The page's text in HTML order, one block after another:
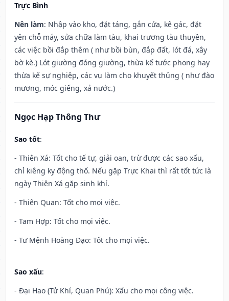
Trực Bình
Nên làm: Nhập vào kho, đặt táng, gắn cửa, kê gác, đặt
yên chỗ máy, sửa chữa làm tàu, khai trương tàu thuyền,
các việc bồi đắp thêm ( như bồi bùn, đắp đất, lót đá, xây
bờ kè.) Lót giường đóng giường, thừa kế tước phong hay
thừa kế sự nghiệp, các vụ làm cho khuyết thủng ( như đào
mương, móc giếng, xả nước.)
Ngọc Hạp Thông Thư
Sao tốt:
- Thiên Xá: Tốt cho tế tự, giải oan, trừ được các sao xấu,
chỉ kiêng kỵ động thổ. Nếu gặp Trực Khai thì rất tốt tức là
ngày Thiên Xá gặp sinh khí.
- Thiên Quan: Tốt cho mọi việc.
- Tam Hợp: Tốt cho mọi việc.
- Tư Mệnh Hoàng Đạo: Tốt cho mọi việc.
Sao xấu:
- Đại Hao (Tử Khí, Quan Phú): Xấu cho mọi công việc.